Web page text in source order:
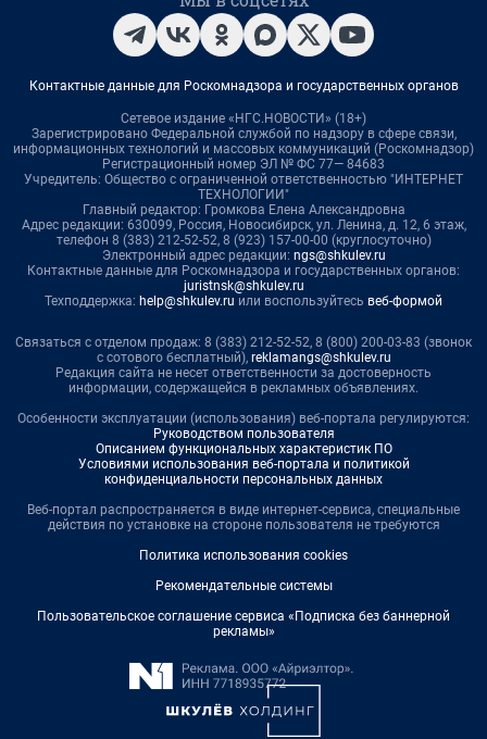
Контактные данные для Роскомнадзора и государственных органов
Сетевое издание «НГС.НОВОСТИ» (18+)
Зарегистрировано Федеральной службой по надзору в сфере связи,
информационных технологий и массовых коммуникаций (Роскомнадзор)
Регистрационный номер ЭЛ № ФС 77— 84683
Учредитель: Общество с ограниченной ответственностью "ИНТЕРНЕТ
ТЕХНОЛОГИИ"
Главный редактор: Громкова Елена Александровна
Адрес редакции: 630099, Россия, Новосибирск, ул. Ленина, д. 12, 6 этаж,
телефон 8 (383) 212-52-52, 8 (923) 157-00-00 (круглосуточно)
Электронный адрес редакции: ngs@shkulev.ru
Контактные данные для Роскомнадзора и государственных органов:
juristnsk@shkulev.ru
Техподдержка: help@shkulev.ru или воспользуйтесь веб-формой
Связаться с отделом продаж: 8 (383) 212-52-52, 8 (800) 200-03-83 (звонок
с сотового бесплатный), reklamangs@shkulev.ru
Редакция сайта не несет ответственности за достоверность
информации, содержащейся в рекламных объявлениях.
Особенности эксплуатации (использования) веб-портала регулируются:
Руководством пользователя
Описанием функциональных характеристик ПО
Условиями использования веб-портала и политикой
конфиденциальности персональных данных
Веб-портал распространяется в виде интернет-сервиса, специальные
действия по установке на стороне пользователя не требуются
Политика использования cookies
Рекомендательные системы
Пользовательское соглашение сервиса «Подписка без баннерной
рекламы»